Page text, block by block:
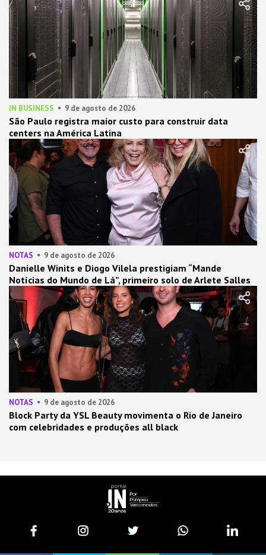
IN BUSINESS 9 de agosto de 2026
São Paulo registra maior custo para construir data
centers na América Latina
NOTAS 9 de agosto de 2026
Danielle Winits e Diogo Vilela prestigiam “Mande
Notícias do Mundo de Lá”, primeiro solo de Arlete Salles
NOTAS 9 de agosto de 2026
Block Party da YSL Beauty movimenta o Rio de Janeiro
com celebridades e produções all black